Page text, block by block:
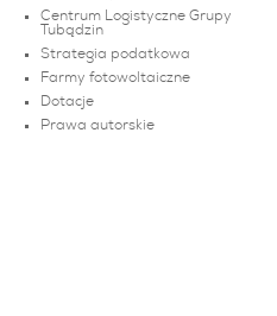
Centrum Logistyczne Grupy
Tubądzin
Strategia podatkowa
Farmy fotowoltaiczne
Dotacje
Prawa autorskie